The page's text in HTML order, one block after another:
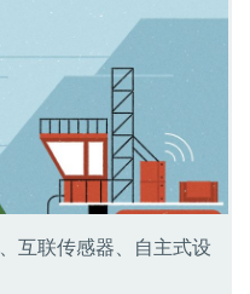
互联传感器、自主式设